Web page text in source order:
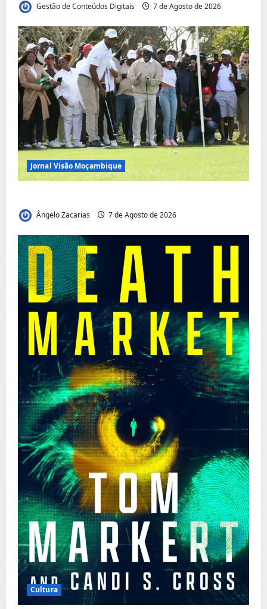
Gestão de Conteúdos Digitais 7 de Agosto de 2026
Jornal Visão Moçambique
Ângelo Zacarias 7 de Agosto de 2026
Cultura